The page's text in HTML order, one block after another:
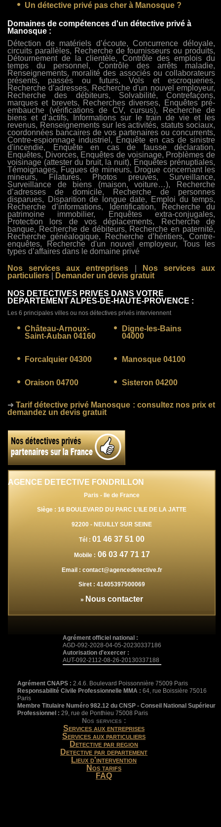
Un détective privé pas cher à Manosque ?
Domaines de compétences d'un détective privé à
Manosque :
Détection de matériels d’écoute, Concurrence déloyale,
circuits parallèles, Recherche de fournisseurs ou produits,
Détournement de la clientèle, Contrôle des emplois du
temps du personnel, Contrôle des arrêts maladie,
Renseignements, moralité des associés ou collaborateurs
présents, passés ou futurs, Vols et escroqueries,
Recherche d’adresses, Recherche d'un nouvel employeur,
Recherche des débiteurs, Solvabilité, Contrefaçons,
marques et brevets, Recherches diverses, Enquêtes pré-
embauche (vérifications de CV, cursus), Recherche de
biens et d’actifs, Informations sur le train de vie et les
revenus, Renseignements sur les activités, statuts sociaux,
coordonnées bancaires de vos partenaires ou concurrents,
Contre-espionnage industriel, Enquête en cas de sinistre
d'incendie, Enquête en cas de fausse déclaration,
Enquêtes, Divorces, Enquêtes de voisinage, Problèmes de
voisinage (attester du bruit, la nuit), Enquêtes prénuptiales,
Témoignages, Fugues de mineurs, Drogue concernant les
mineurs, Filatures, Photos preuves, Surveillance,
Surveillance de biens (maison, voiture…), Recherche
d’adresses de domicile, Recherche de personnes
disparues, Disparition de longue date, Emploi du temps,
Recherche d’informations, Identification, Recherche du
patrimoine immobilier, Enquêtes extra-conjugales,
Protection lors de vos déplacements, Recherche de
banque, Recherche de débiteurs, Recherche en paternité,
Recherche généalogique, Recherche d’héritiers, Contre-
enquêtes, Recherche d'un nouvel employeur, Tous les
types d’affaires dans le domaine privé
Nos services aux entreprises
Nos services aux
particuliers
Demander un devis gratuit
NOS DETECTIVES PRIVES DANS VOTRE
DEPARTEMENT ALPES-DE-HAUTE-PROVENCE :
Les 6 principales villes ou nos détectives privés interviennent
Château-Arnoux-
Saint-Auban 04160
Digne-les-Bains
04000
Forcalquier 04300 Manosque 04100
Oraison 04700 Sisteron 04200
➜Tarif détective privé Manosque : consultez nos prix et
demandez un devis gratuit
AGENCE DETECTIVE FONDRILLON
Paris - Ile de France
Siège : 16 BOULEVARD DU PARC L'ILE DE LA JATTE
92200 -NEUILLY SUR SEINE
Tél : 01 46 37 51 00
Mobile : 06 03 47 71 17
Email : contact@agencedetective.fr
Siret : 41405397500069
» Nous contacter
Agrément officiel national :
AGD-092-2028-04-05-20230337186
Autorisation d'exercer :
AUT-092-2112-08-26-20130337188
Agrément CNAPS : 2.4.6. Boulevard Poissonnière 75009 Paris
Responsabilité Civile Professionnelle MMA : 64, rue Boissière 75016
Paris
Membre Titulaire Numéro 982.12 du CNSP - Conseil National Supérieur
Professionnel : 29, rue de Ponthieu 75008 Paris
Nos services :
Services aux entreprises
Services aux particuliers
Detective par region
Detective par departement
Lieux d'intervention
Nos tarifs
FAQ